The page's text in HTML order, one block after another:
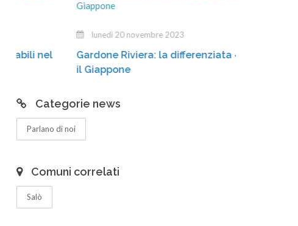
lunedì 20 novembre 2023
Gardone Riviera: la differenziata «conquista»
il Giappone
Categorie news
Parlano di noi
Comuni correlati
Salò